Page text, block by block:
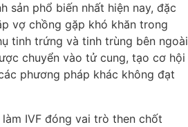
sản phổ biến nhất hiện nay, đặc
vợ chồng gặp khó khăn trong
tinh trứng và tinh trùng bên ngoài
chuyển vào tử cung, tạo cơ hội
phương pháp khác không đạt
IVF đóng vai trò then chốt